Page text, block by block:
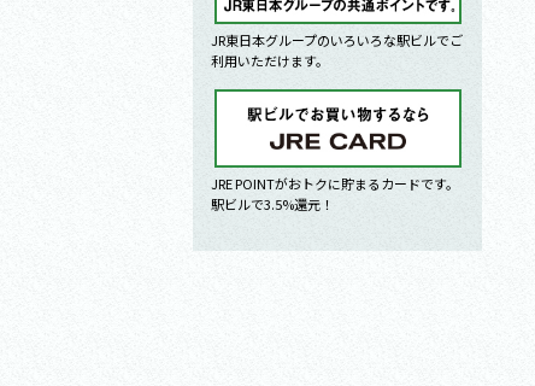
JR東日本グループのいろいろな駅ビルでご
利用いただけます。
JRE POINTがおトクに貯まるカードです。
駅ビルで3.5%還元！